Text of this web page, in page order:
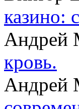
казино:
Андрей
кровь.
Андрей